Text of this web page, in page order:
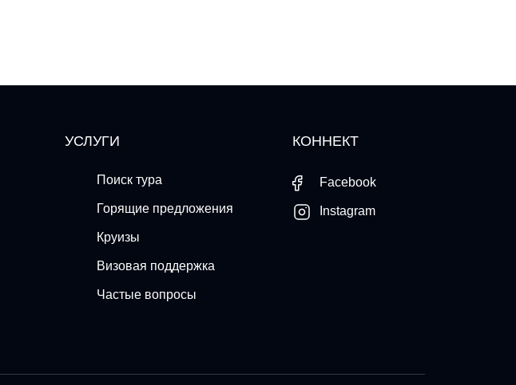
УСЛУГИ
Поиск тура
Горящие предложения
Круизы
Визовая поддержка
Частые вопросы
КОННЕКТ
Facebook
Instagram